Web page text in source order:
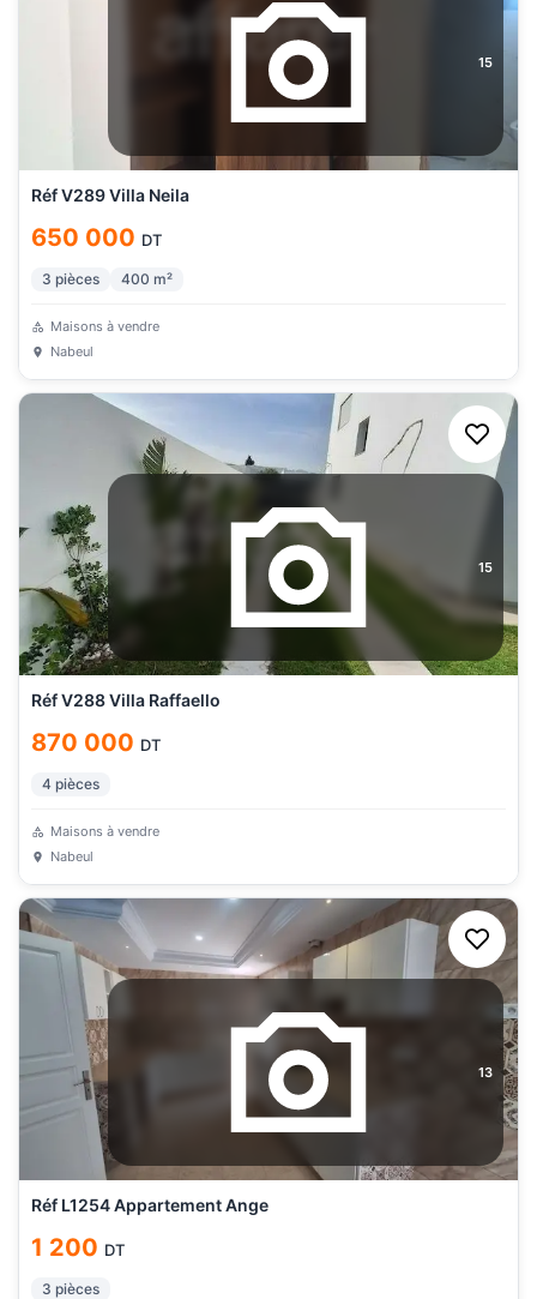
15
Réf V289 Villa Neila
650 000 DT
3 pièces 400 m²
Maisons à vendre
Nabeul
15
Réf V288 Villa Raffaello
870 000 DT
4 pièces
Maisons à vendre
Nabeul
13
Réf L1254 Appartement Ange
1 200 DT
3 pièces